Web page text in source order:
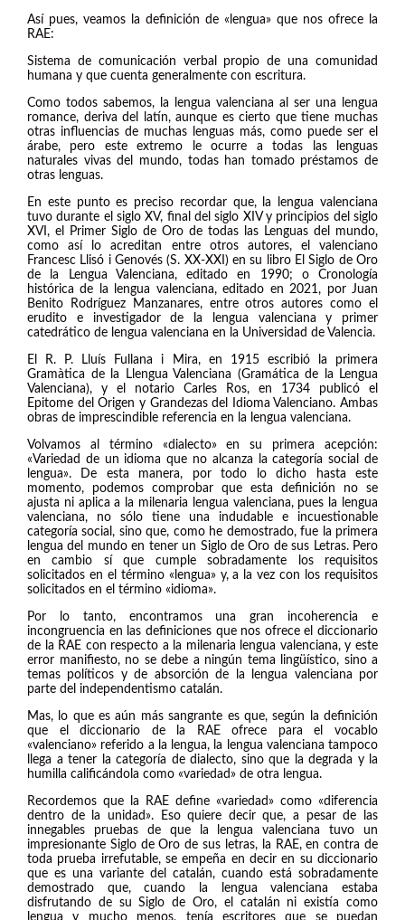
Así pues, veamos la definición de «lengua» que nos ofrece la
RAE:
Sistema de comunicación verbal propio de una comunidad
humana y que cuenta generalmente con escritura.
Como todos sabemos, la lengua valenciana al ser una lengua
romance, deriva del latín, aunque es cierto que tiene muchas
otras influencias de muchas lenguas más, como puede ser el
árabe, pero este extremo le ocurre a todas las lenguas
naturales vivas del mundo, todas han tomado préstamos de
otras lenguas.
En este punto es preciso recordar que, la lengua valenciana
tuvo durante el siglo XV, final del siglo XIV y principios del siglo
XVI, el Primer Siglo de Oro de todas las Lenguas del mundo,
como así lo acreditan entre otros autores, el valenciano
Francesc Llisó i Genovés (S. XX-XXI) en su libro El Siglo de Oro
de la Lengua Valenciana, editado en 1990; o Cronología
histórica de la lengua valenciana, editado en 2021, por Juan
Benito Rodríguez Manzanares, entre otros autores como el
erudito e investigador de la lengua valenciana y primer
catedrático de lengua valenciana en la Universidad de Valencia.
El R. P. Lluís Fullana i Mira, en 1915 escribió la primera
Gramàtica de la Llengua Valenciana (Gramática de la Lengua
Valenciana), y el notario Carles Ros, en 1734 publicó el
Epitome del Origen y Grandezas del Idioma Valenciano. Ambas
obras de imprescindible referencia en la lengua valenciana.
Volvamos al término «dialecto» en su primera acepción:
«Variedad de un idioma que no alcanza la categoría social de
lengua». De esta manera, por todo lo dicho hasta este
momento, podemos comprobar que esta definición no se
ajusta ni aplica a la milenaria lengua valenciana, pues la lengua
valenciana, no sólo tiene una indudable e incuestionable
categoría social, sino que, como he demostrado, fue la primera
lengua del mundo en tener un Siglo de Oro de sus Letras. Pero
en cambio sí que cumple sobradamente los requisitos
solicitados en el término «lengua» y, a la vez con los requisitos
solicitados en el término «idioma».
Por lo tanto, encontramos una gran incoherencia e
incongruencia en las definiciones que nos ofrece el diccionario
de la RAE con respecto a la milenaria lengua valenciana, y este
error manifiesto, no se debe a ningún tema lingüístico, sino a
temas políticos y de absorción de la lengua valenciana por
parte del independentismo catalán.
Mas, lo que es aún más sangrante es que, según la definición
que el diccionario de la RAE ofrece para el vocablo
«valenciano» referido a la lengua, la lengua valenciana tampoco
llega a tener la categoría de dialecto, sino que la degrada y la
humilla calificándola como «variedad» de otra lengua.
Recordemos que la RAE define «variedad» como «diferencia
dentro de la unidad». Eso quiere decir que, a pesar de las
innegables pruebas de que la lengua valenciana tuvo un
impresionante Siglo de Oro de sus letras, la RAE, en contra de
toda prueba irrefutable, se empeña en decir en su diccionario
que es una variante del catalán, cuando está sobradamente
demostrado que, cuando la lengua valenciana estaba
disfrutando de su Siglo de Oro, el catalán ni existía como
lengua y mucho menos, tenía escritores que se puedan